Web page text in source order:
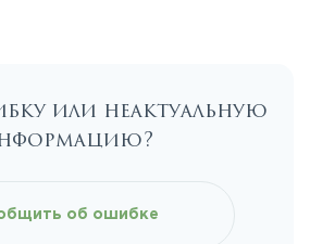
или неактуальную
об ошибке